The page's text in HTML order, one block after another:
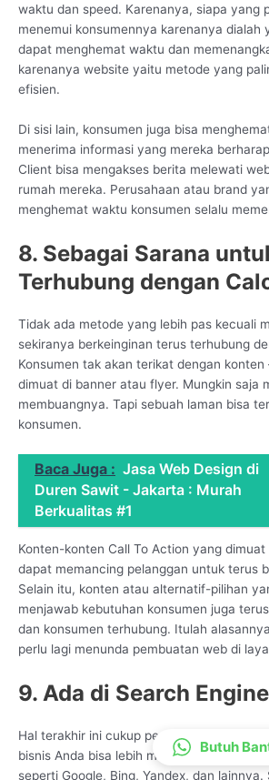
waktu dan speed. Karenanya, siapa yang
menemui konsumennya karenanya dialah
dapat menghemat waktu dan
karenanya website yaitu metode yang
efisien.
Di sisi lain, konsumen juga bisa
menerima informasi yang mereka
Client bisa mengakses berita melewati
rumah mereka. Perusahaan atau brand
menghemat waktu konsumen selalu
8. Sebagai Sarana
Terhubung dengan
Tidak ada metode yang lebih pas kecuali
sekiranya berkeinginan terus terhubung
Konsumen tak akan terikat dengan
dimuat di banner atau flyer. Mungkin saja
membuangnya. Tapi sebuah laman bisa
konsumen.
Baca Juga : Jasa Web Design di
Duren Sawit - Jakarta : Murah
Berkualitas #1
Konten-konten Call To Action yang
dapat memancing pelanggan untuk terus
Selain itu, konten atau alternatif-pilihan
menjawab kebutuhan konsumen juga
dan konsumen terhubung. Itulah
perlu lagi menunda pembuatan web di
9. Ada di Search Engine
Hal terakhir ini cukup penting karena
bisnis Anda bisa lebih mudah ditemukan
seperti Google, Bing, Yandex, dan lainnya.
CS Lenteraweb
Butuh